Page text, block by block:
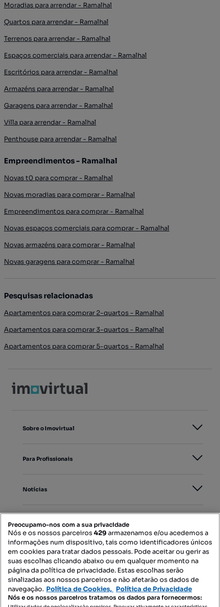
Moradias para arrendar - Ramalhal
Quartos para arrendar - Ramalhal
Terrenos para arrendar - Ramalhal
Espaços comerciais para arrendar - Ramalhal
Escritórios para arrendar - Ramalhal
Armazéns para arrendar - Ramalhal
Garagens para arrendar - Ramalhal
Villa para arrendar - Ramalhal
Penthouse para arrendar - Ramalhal
Empreendimentos - Ramalhal
Novas t0 para comprar - Ramalhal
Novas moradias para comprar - Ramalhal
Empreendimentos para comprar - Ramalhal
Novas espaços comerciais para comprar - Ramalhal
Novas armazéns para comprar - Ramalhal
Novas garagens para comprar - Ramalhal
Pesquisas relacionadas
Apartamentos para comprar 2-quartos - Ramalhal
Apartamentos para comprar 3-quartos - Ramalhal
Apartamentos para comprar 5-quartos - Ramalhal
Sobre o Imovirtual
Para Profissionais
Notícias
Mapa do Site
Contacte-nos
Preocupamo-nos com a sua privacidade
Nós e os nossos parceiros429armazenamos e/ou acedemos a
informações num dispositivo, tais como identificadores únicos
em cookies para tratar dados pessoais. Pode aceitar ou gerir as
suas escolhas clicando abaixo ou em qualquer momento na
página da política de privacidade. Estas escolhas serão
sinalizadas aos nossos parceiros e não afetarão os dados de
navegação. Política de Cookies, Política de Privacidade
Nós e os nossos parceiros tratamos os dados para fornecermos: